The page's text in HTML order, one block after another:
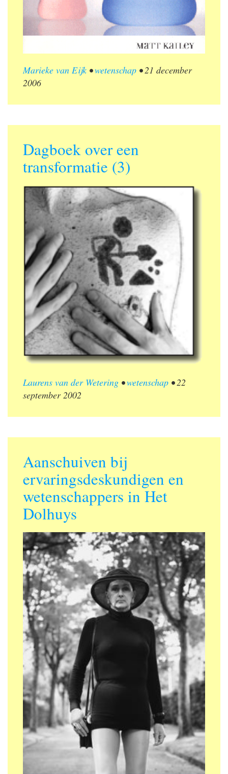
Marieke van Eijk•wetenschap •21 december
2006
Dagboek over een
transformatie (3)
Laurens van der Wetering •wetenschap •22
september 2002
Aanschuiven bij
ervaringsdeskundigen en
wetenschappers in Het
Dolhuys